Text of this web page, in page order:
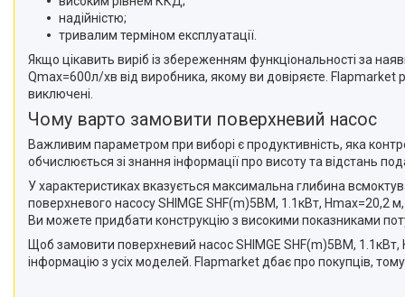
надійністю;
тривалим терміном експлуатації.
Якщо цікавить виріб із збереженням функціональності за
Qmax=600л/хв від виробника, якому ви довіряєте.
виключені.
Чому варто замовити поверхневий насос
Важливим параметром при виборі є продуктивність, яка
обчислюється зі знання інформації про висоту та відстань
У характеристиках вказується максимальна глибина
поверхневого насосу SHIMGE SHF(m)5BM, 1.1кВт, Нmax=20,2
Ви можете придбати конструкцію з високими показниками
Щоб замовити поверхневий насос SHIMGE SHF(m)5BM,
інформацію з усіх моделей. Flapmarket дбає про покупців,